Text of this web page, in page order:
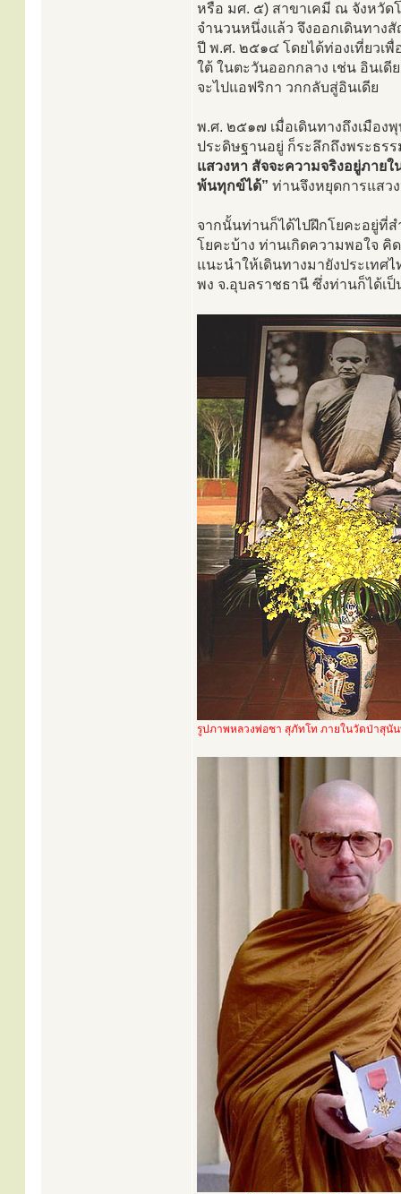
หรือ มศ. ๕) สาขาเคมี ณ จังหวัด
จำนวนหนึ่งแล้ว จึงออกเดินทาง
ปี พ.ศ. ๒๕๑๔ โดยได้ท่องเที่ยวเ
ใต้ ในตะวันออกกลาง เช่น อินเดี
จะไปแอฟริกา วกกลับสู่อินเดีย
พ.ศ. ๒๕๑๗ เมื่อเดินทางถึงเมือง
ประดิษฐานอยู่ ก็ระลึกถึงพระธร
แสวงหา สัจจะความจริงอยู่ภาย
พ้นทุกข์ได้” ท่านจึงหยุดการแสว
จากนั้นท่านก็ได้ไปฝึกโยคะอยู่ที่
โยคะบ้าง ท่านเกิดความพอใจ
แนะนำให้เดินทางมายังประเท
พง จ.อุบลราชธานี ซึ่งท่านก็ได้เ
รูปภาพหลวงพ่อชา สุภัทโท ภายในวัดป่าสุนั